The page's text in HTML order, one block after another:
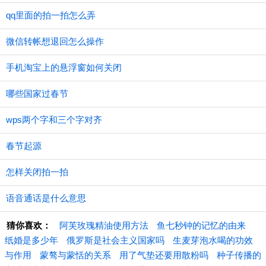
qq里面的拍一拍怎么弄
微信转帐想退回怎么操作
手机淘宝上的悬浮窗如何关闭
哪些国家过春节
wps两个字和三个字对齐
春节起源
怎样关闭拍一拍
语音通话是什么意思
猜你喜欢： 阿芙玫瑰精油使用方法
鱼七秒钟的记忆的由来
纸婚是多少年
俄罗斯是社会主义国家吗
生麦芽泡水喝的功效
与作用
蒙骜与蒙恬的关系 用了气垫还要用散粉吗
种子传播的